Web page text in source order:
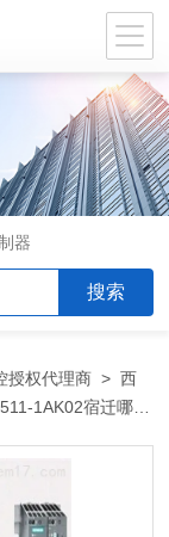
器
授权代理商 >西
1AK02宿迁哪里